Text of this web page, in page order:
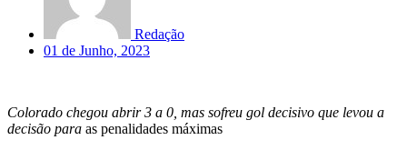
Redação
01 de Junho, 2023
Colorado chegou abrir 3 a 0, mas sofreu gol decisivo que levou a
decisão para as penalidades máximas